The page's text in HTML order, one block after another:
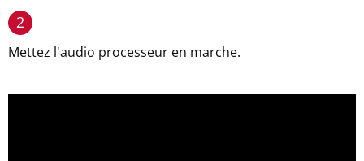
2
Mettez l'audio processeur en marche.